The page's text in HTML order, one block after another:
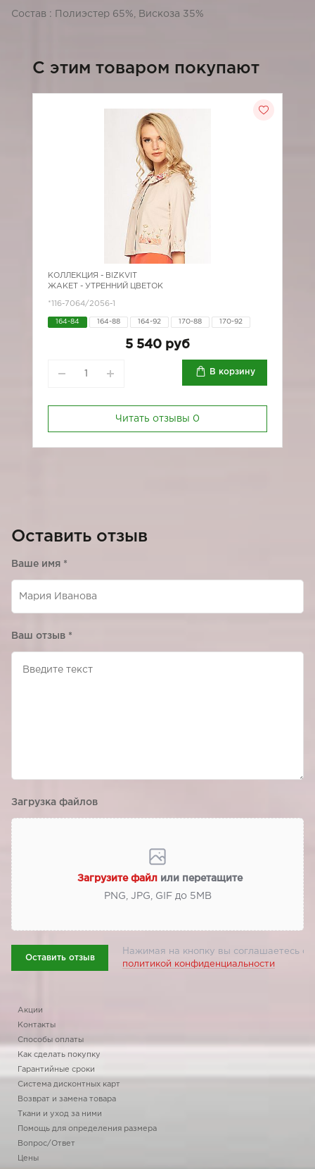
Состав : Полиэстер 65%, Вискоза 35%
C этим товаром покупают
КОЛЛЕКЦИЯ - BIZKVIT
ЖАКЕТ - УТРЕННИЙ ЦВЕТОК
*116-7064/2056-1
164-84 164-88 164-92 170-88 170-92
5 540 руб
В корзину
Читать отзывы 0
Оставить отзыв
Ваше имя *
Ваш отзыв *
Загрузка файлов
Загрузите файл или перетащите
PNG, JPG, GIF до 5МВ
Оставить отзыв
Нажимая на кнопку вы соглашаетесь с
политикой конфиденциальности
Акции
Контакты
Способы оплаты
Как сделать покупку
Гарантийные сроки
Система дисконтных карт
Возврат и замена товара
Ткани и уход за ними
Помощь для определения размера
Вопрос/Ответ
Цены